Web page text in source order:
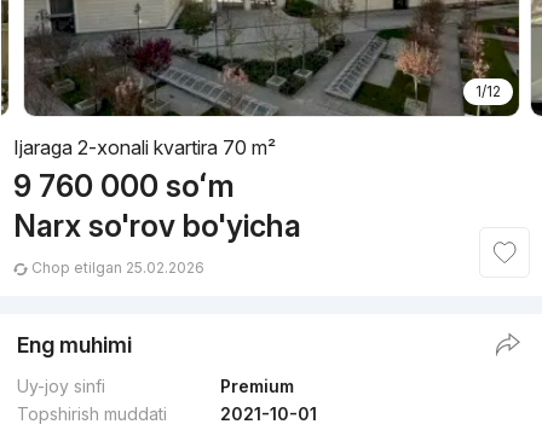
1/12
Ijaraga 2-xonali kvartira 70 m²
9 760 000 soʻm
Narx so'rov bo'yicha
Chop etilgan 25.02.2026
Eng muhimi
Uy-joy sinfi
Premium
Topshirish muddati
2021-10-01